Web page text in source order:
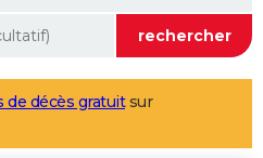
de décès gratuitsur